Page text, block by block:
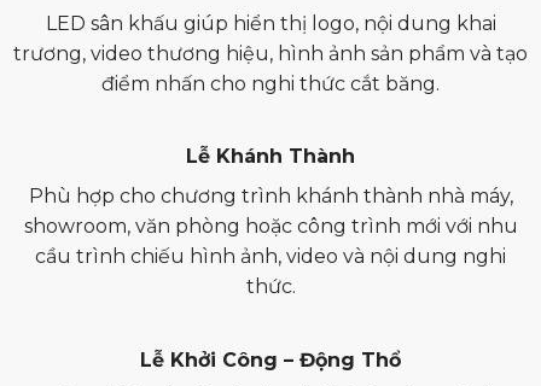
LED sân khấu giúp hiển thị logo, nội dung khai
trương, video thương hiệu, hình ảnh sản phẩm và tạo
điểm nhấn cho nghi thức cắt băng.
Lễ Khánh Thành
Phù hợp cho chương trình khánh thành nhà máy,
showroom, văn phòng hoặc công trình mới với nhu
cầu trình chiếu hình ảnh, video và nội dung nghi
thức.
Lễ Khởi Công – Động Thổ